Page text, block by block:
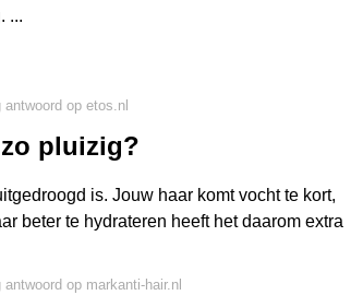
...
op etos.nl
pluizig?
is. Jouw haar komt vocht te kort,
beter te hydrateren heeft het daarom extra
op markanti-hair.nl